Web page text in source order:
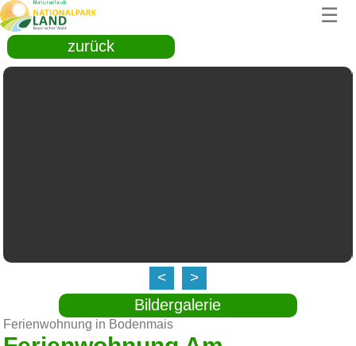
☰
zurück
< >
Bildergalerie
Ferienwohnung in Bodenmais